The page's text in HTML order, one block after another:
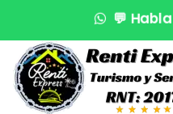
¡Reserva en
💬